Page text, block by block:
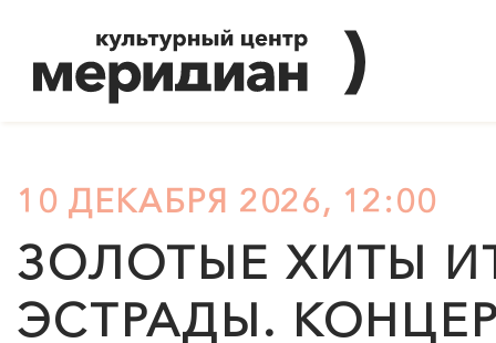
10 ДЕКАБРЯ 2026, 12:00
ЗОЛОТЫЕ ХИТЫ
ЭСТРАДЫ.